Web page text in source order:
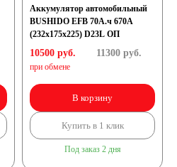
Аккумулятор автомобильный
BUSHIDO EFB 70А.ч 670А
(232х175х225) D23L ОП
10500 руб.
при обмене
11300руб.
В корзину
Купить в 1 клик
Под заказ 2 дня